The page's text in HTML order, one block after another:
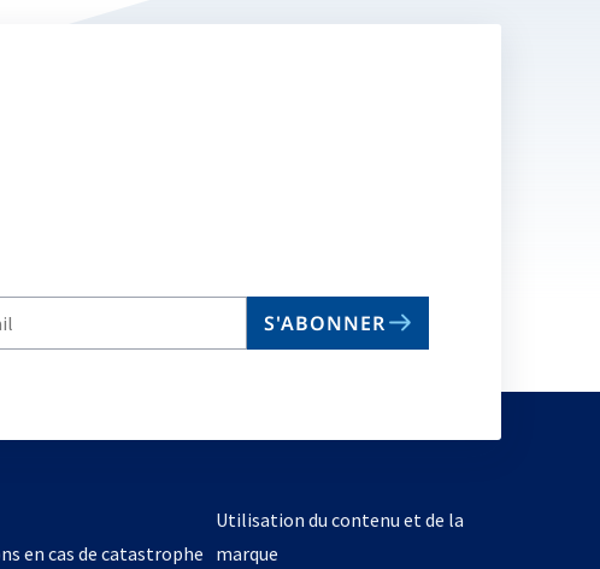
S'ABONNER
en cas de catastrophe
Utilisation du contenu et de la
marque